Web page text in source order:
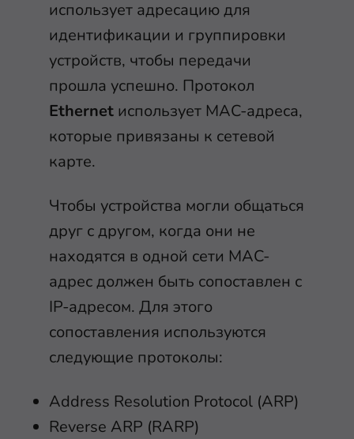
использует адресацию для
идентификации и группировки
устройств, чтобы передачи
прошла успешно. Протокол
Ethernet использует MAC-адреса,
которые привязаны к сетевой
карте.
Чтобы устройства могли общаться
друг с другом, когда они не
находятся в одной сети MAC-
адрес должен быть сопоставлен с
IP-адресом. Для этого
сопоставления используются
следующие протоколы:
Address Resolution Protocol (ARP)
Reverse ARP (RARP)